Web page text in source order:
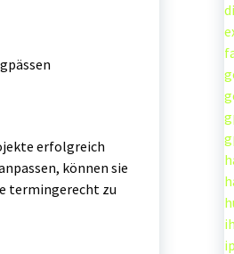
erfolgreich
können sie
termingerecht zu